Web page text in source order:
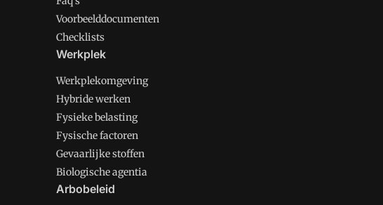
Voorbeelddocumenten
Checklists
Werkplek
Werkplekomgeving
Hybride werken
Fysieke belasting
Fysische factoren
Gevaarlijke stoffen
Biologische agentia
Arbobeleid